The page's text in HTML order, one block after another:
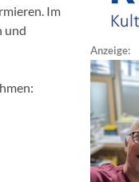
Im
und
Anzeige: